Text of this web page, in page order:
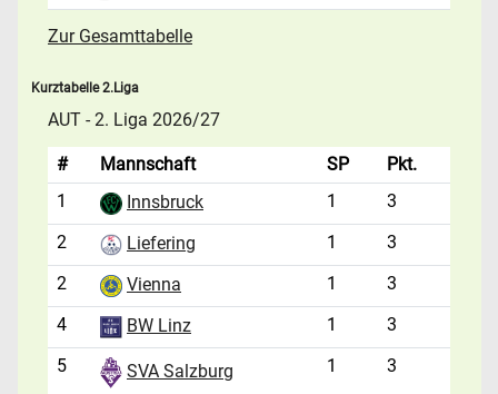
Zur Gesamttabelle
Kurztabelle 2.Liga
AUT - 2. Liga 2026/27
# Mannschaft SP
Pkt.
1
Innsbruck 1
3
2
Liefering 1
3
2
Vienna 1
3
4
BW Linz 1
3
5
SVA Salzburg 1 3